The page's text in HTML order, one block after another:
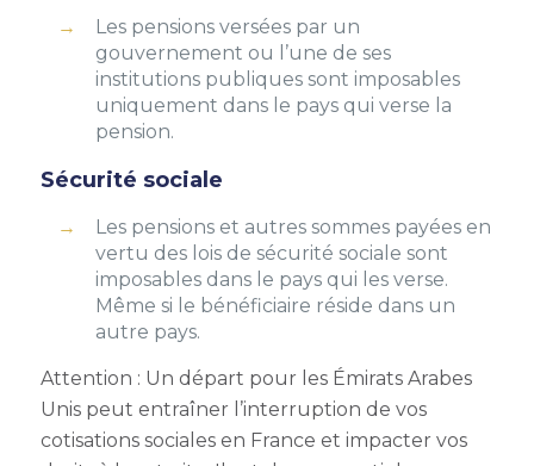
Les pensions versées par un
gouvernement ou l’une de ses
institutions publiques sont imposables
uniquement dans le pays qui verse la
pension.
Sécurité sociale
Les pensions et autres sommes payées en
vertu des lois de sécurité sociale sont
imposables dans le pays qui les verse.
Même si le bénéficiaire réside dans un
autre pays.
Attention : Un départ pour les Émirats Arabes
Unis peut entraîner l’interruption de vos
cotisations sociales en France et impacter vos